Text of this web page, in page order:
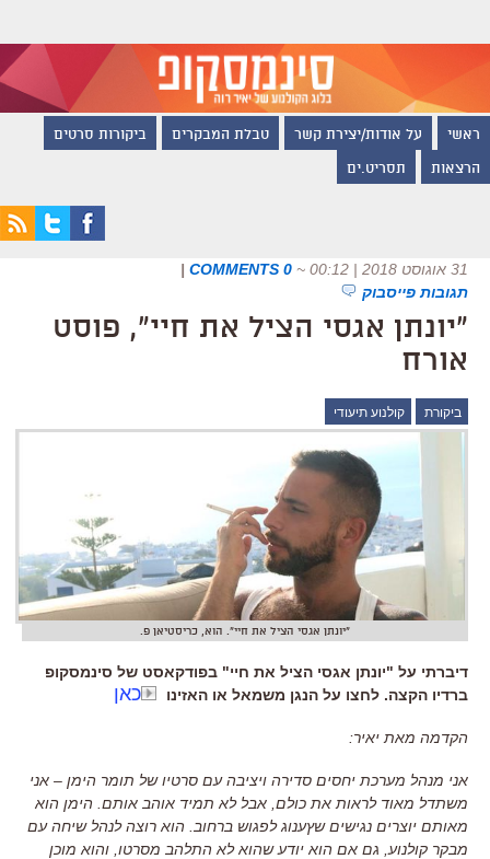
ראשי על אודות/יצירת קשר טבלת המבקרים ביקורות סרטים
הרצאות תסריט.ים
31 אוגוסט 2018 | 00:12 ~
0 COMMENTS
|
תגובות פייסבוק
"יונתן אגסי הציל את חיי", פוסט
אורח
ביקורת קולנוע תיעודי
"יונתן אגסי הציל את חיי". הוא, כריסטיאן פ.
דיברתי על "יונתן אגסי הציל את חיי" בפודקאסט של סינמסקופ
ברדיו הקצה. לחצו על הנגן משמאל או האזינו
כאן
הקדמה מאת יאיר:
אני מנהל מערכת יחסים סדירה ויציבה עם סרטיו של תומר הימן – אני
משתדל מאוד לראות את כולם אבל לא תמיד אוהב אותם הימן הוא
מאותם יוצרים נגישים שץענוג לפגוש ברחוב הוא רוצה לנהל שיחה עם
מבקר קולנוע גם אם הוא יודע שהוא לא התלהב מסרטו והוא מוכן